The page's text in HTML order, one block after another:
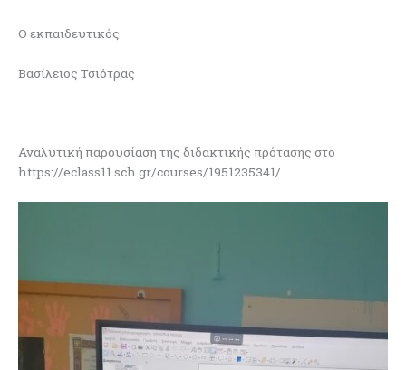
Ο εκπαιδευτικός
Βασίλειος Τσιότρας
Αναλυτική παρουσίαση της διδακτικής πρότασης στο
https://eclass11.sch.gr/courses/1951235341/